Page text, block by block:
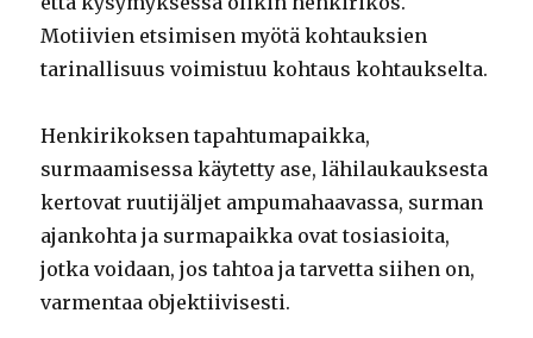
Motiivien etsimisen myötä kohtauksien
tarinallisuus voimistuu kohtaus kohtaukselta.
Henkirikoksen tapahtumapaikka,
surmaamisessa käytetty ase, lähilaukauksesta
kertovat ruutijäljet ampumahaavassa, surman
ajankohta ja surmapaikka ovat tosiasioita,
jotka voidaan, jos tahtoa ja tarvetta siihen on,
varmentaa objektiivisesti.